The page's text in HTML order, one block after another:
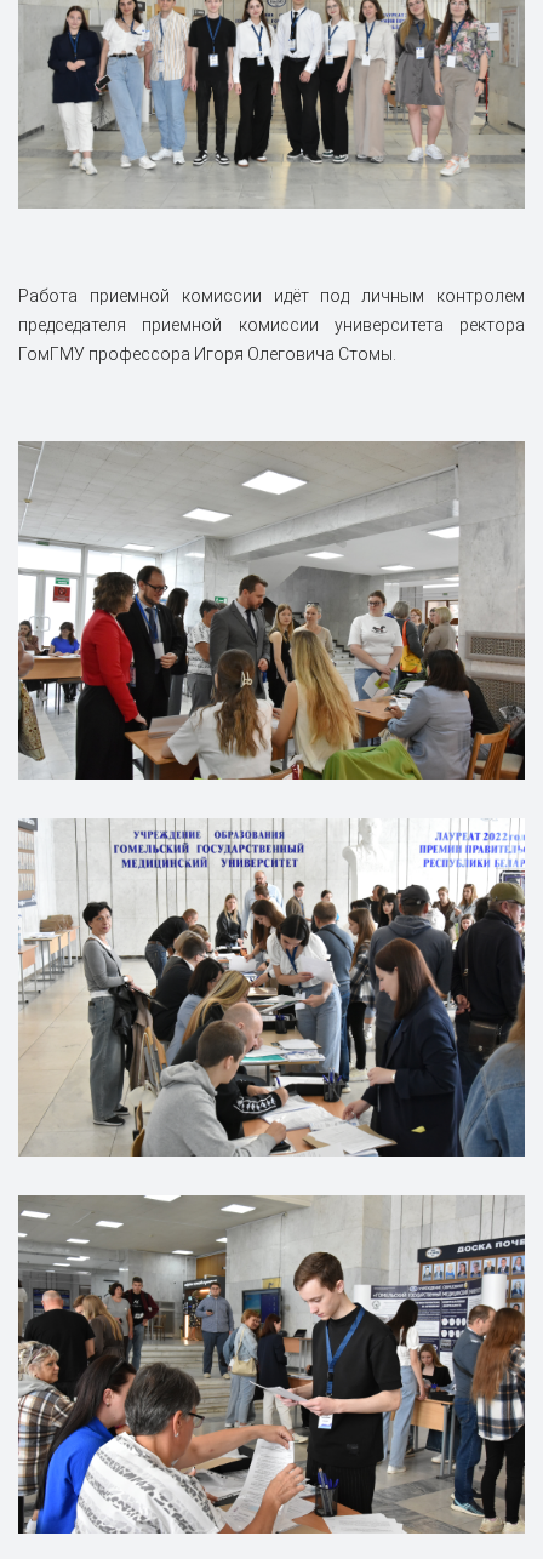
Работа приемной комиссии идёт под личным контролем
председателя приемной комиссии университета ректора
ГомГМУ профессора Игоря Олеговича Стомы.